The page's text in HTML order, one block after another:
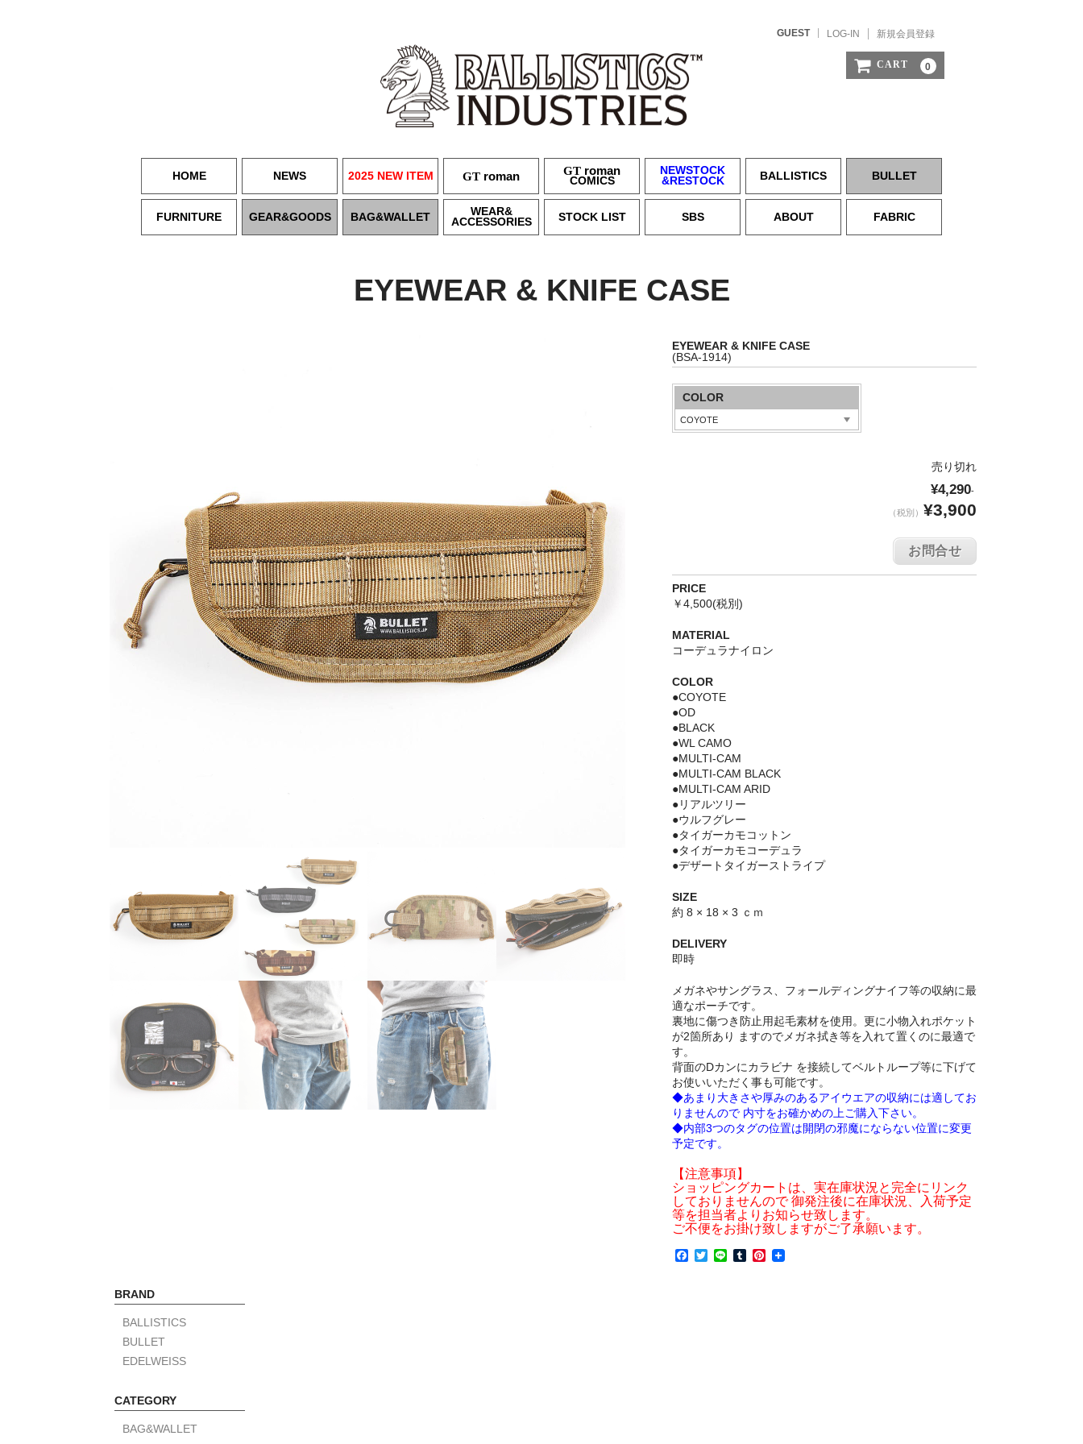
GUEST LOG-IN 新規会員登録
CART 0
HOME NEWS 2025 NEW ITEM GT roman GT roman
COMICS
NEWSTOCK
&RESTOCK
BALLISTICS BULLET
FURNITURE GEAR&GOODS BAG&WALLET
WEAR&
ACCESSORIES
STOCK LIST SBS ABOUT FABRIC
EYEWEAR & KNIFE CASE
EYEWEAR & KNIFE CASE
(BSA-1914)
COLOR
売り切れ
¥4,290-
（税別） ¥3,900
お問合せ
PRICE
￥4,500(税別)
MATERIAL
コーデュラナイロン
COLOR
●COYOTE
●OD
●BLACK
●WL CAMO
●MULTI-CAM
●MULTI-CAM BLACK
●MULTI-CAM ARID
●リアルツリー
●ウルフグレー
●タイガーカモコットン
●タイガーカモコーデュラ
●デザートタイガーストライプ
SIZE
約 8 × 18 × 3 ｃｍ
DELIVERY
即時
メガネやサングラス、フォールディングナイフ等の収納に最
適なポーチです。
裏地に傷つき防止用起毛素材を使用。更に小物入れポケット
が2箇所あり ますのでメガネ拭き等を入れて置くのに最適で
す。
背面のDカンにカラビナ を接続してベルトループ等に下げて
お使いいただく事も可能です。
◆あまり大きさや厚みのあるアイウエアの収納には適してお
りませんので 内寸をお確かめの上ご購入下さい。
◆内部3つのタグの位置は開閉の邪魔にならない位置に変更
予定です。
【注意事項】
ショッピングカートは、実在庫状況と完全にリンク
しておりませんので 御発注後に在庫状況、入荷予定
等を担当者よりお知らせ致します。
ご不便をお掛け致しますがご了承願います。
F
T
L
T
P
BRAND
BALLISTICS
BULLET
EDELWEISS
CATEGORY
BAG&WALLET